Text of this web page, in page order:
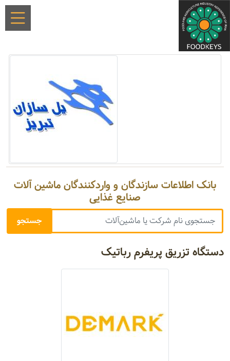
بانک اطلاعات سازندگان و واردکنندگان ماشین آلات
صنایع غذایی
دستگاه تزریق پریفرم رباتیک